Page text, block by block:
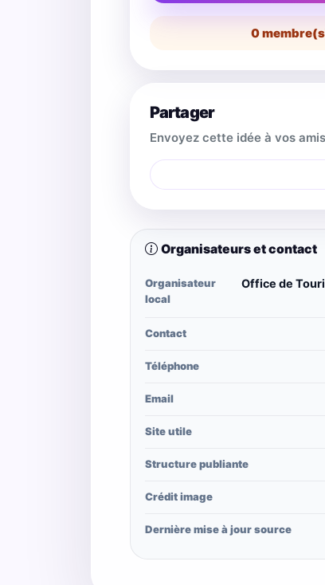
0
Partager
Envoyez cette idée à vos
Organisateurs et contact
Organisateur
local
Office de
Contact
Téléphone
Email
Site utile
Structure publiante
Crédit image
Dernière mise à jour source